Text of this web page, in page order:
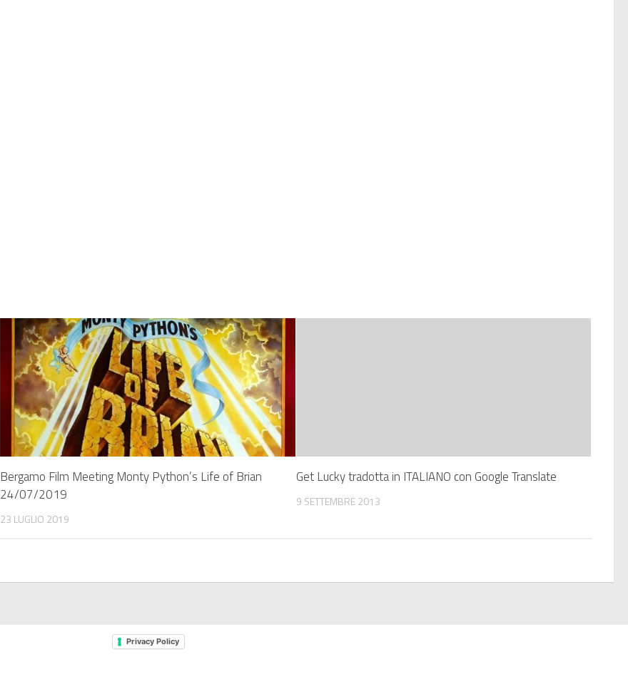
Bergamo Film Meeting Monty Python’s Life of Brian
24/07/2019
23 LUGLIO 2019
Get Lucky tradotta in ITALIANO con Google Translate
9 SETTEMBRE 2013
Privacy Policy